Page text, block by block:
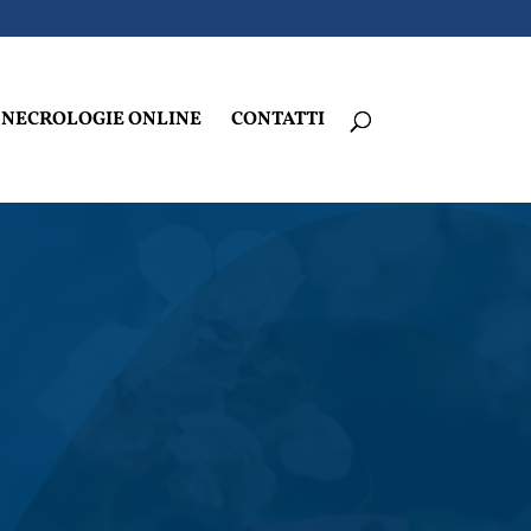
NECROLOGIE ONLINE CONTATTI